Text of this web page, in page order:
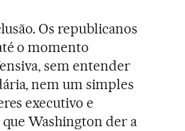
Os republicanos
o momento
sem entender
nem um simples
executivo e
Washington der a